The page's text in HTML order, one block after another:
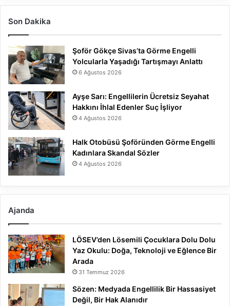
Son Dakika
Şoför Gökçe Sivas’ta Görme Engelli
Yolcularla Yaşadığı Tartışmayı Anlattı
6 Ağustos 2026
Ayşe Sarı: Engellilerin Ücretsiz Seyahat
Hakkını İhlal Edenler Suç İşliyor
4 Ağustos 2026
Halk Otobüsü Şoföründen Görme Engelli
Kadınlara Skandal Sözler
4 Ağustos 2026
Ajanda
LÖSEV’den Lösemili Çocuklara Dolu Dolu
Yaz Okulu: Doğa, Teknoloji ve Eğlence Bir
Arada
31 Temmuz 2026
Sözen: Medyada Engellilik Bir Hassasiyet
Değil, Bir Hak Alanıdır